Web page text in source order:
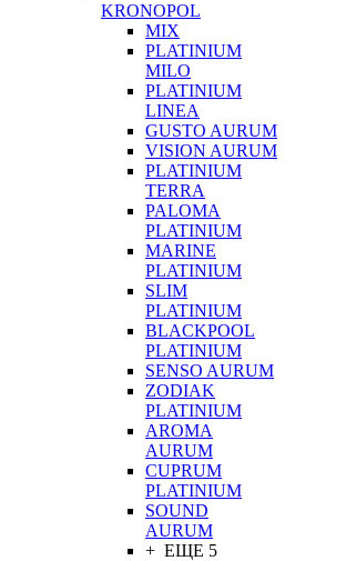
KRONOPOL
MIX
PLATINIUM
MILO
PLATINIUM
LINEA
GUSTO AURUM
VISION AURUM
PLATINIUM
TERRA
PALOMA
PLATINIUM
MARINE
PLATINIUM
SLIM
PLATINIUM
BLACKPOOL
PLATINIUM
SENSO AURUM
ZODIAK
PLATINIUM
AROMA
AURUM
CUPRUM
PLATINIUM
SOUND
AURUM
+ ЕЩЕ 5